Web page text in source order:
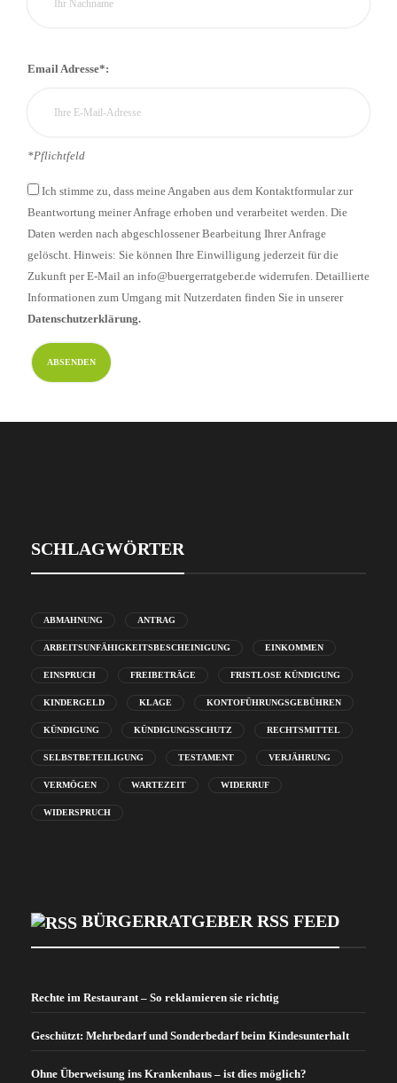
Email Adresse*:
*Pflichtfeld
Ich stimme zu, dass meine Angaben aus dem Kontaktformular zur
Beantwortung meiner Anfrage erhoben und verarbeitet werden. Die
Daten werden nach abgeschlossener Bearbeitung Ihrer Anfrage
gelöscht. Hinweis: Sie können Ihre Einwilligung jederzeit für die
Zukunft per E-Mail an info@buergerratgeber.de widerrufen. Detaillierte
Informationen zum Umgang mit Nutzerdaten finden Sie in unserer
Datenschutzerklärung.
SCHLAGWÖRTER
ABMAHNUNG ANTRAG
ARBEITSUNFÄHIGKEITSBESCHEINIGUNG EINKOMMEN
EINSPRUCH FREIBETRÄGE FRISTLOSE KÜNDIGUNG
KINDERGELD KLAGE KONTOFÜHRUNGSGEBÜHREN
KÜNDIGUNG KÜNDIGUNGSSCHUTZ RECHTSMITTEL
SELBSTBETEILIGUNG TESTAMENT VERJÄHRUNG
VERMÖGEN WARTEZEIT WIDERRUF
WIDERSPRUCH
BÜRGERRATGEBER RSS FEED
Rechte im Restaurant – So reklamieren sie richtig
Geschützt: Mehrbedarf und Sonderbedarf beim Kindesunterhalt
Ohne Überweisung ins Krankenhaus – ist dies möglich?